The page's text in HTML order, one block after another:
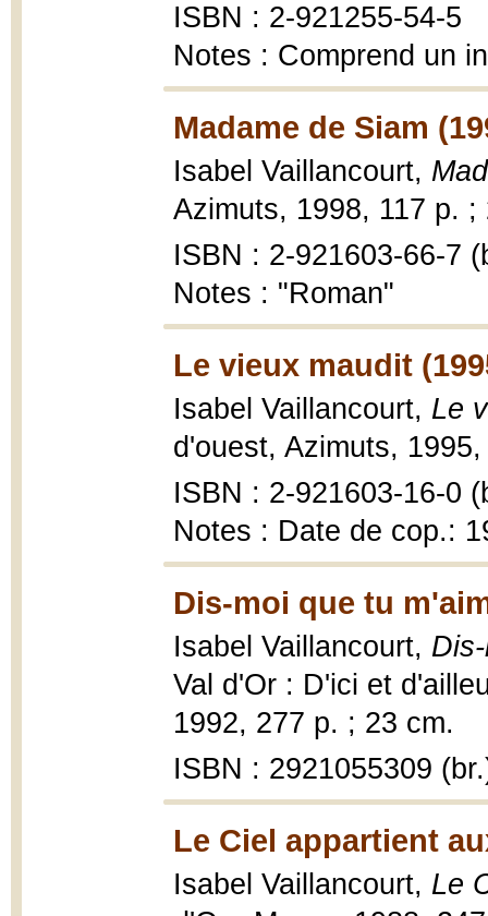
ISBN : 2-921255-54-5
Notes : Comprend un
Madame de Siam
Isabel Vaillancourt,
Azimuts, 1998, 117 p. ;
ISBN : 2-921603-66-7
Notes : "Roman"
Le vieux maudit
Isabel Vaillancourt, Le
d'ouest, Azimuts,
ISBN : 2-921603-16-0
Notes : Date de cop.:
Dis-moi que tu
Isabel Vaillancourt,
Val d'Or : D'ici et
1992, 277 p. ; 23 cm.
ISBN : 2921055309
Le Ciel appartient
Isabel Vaillancourt, Le